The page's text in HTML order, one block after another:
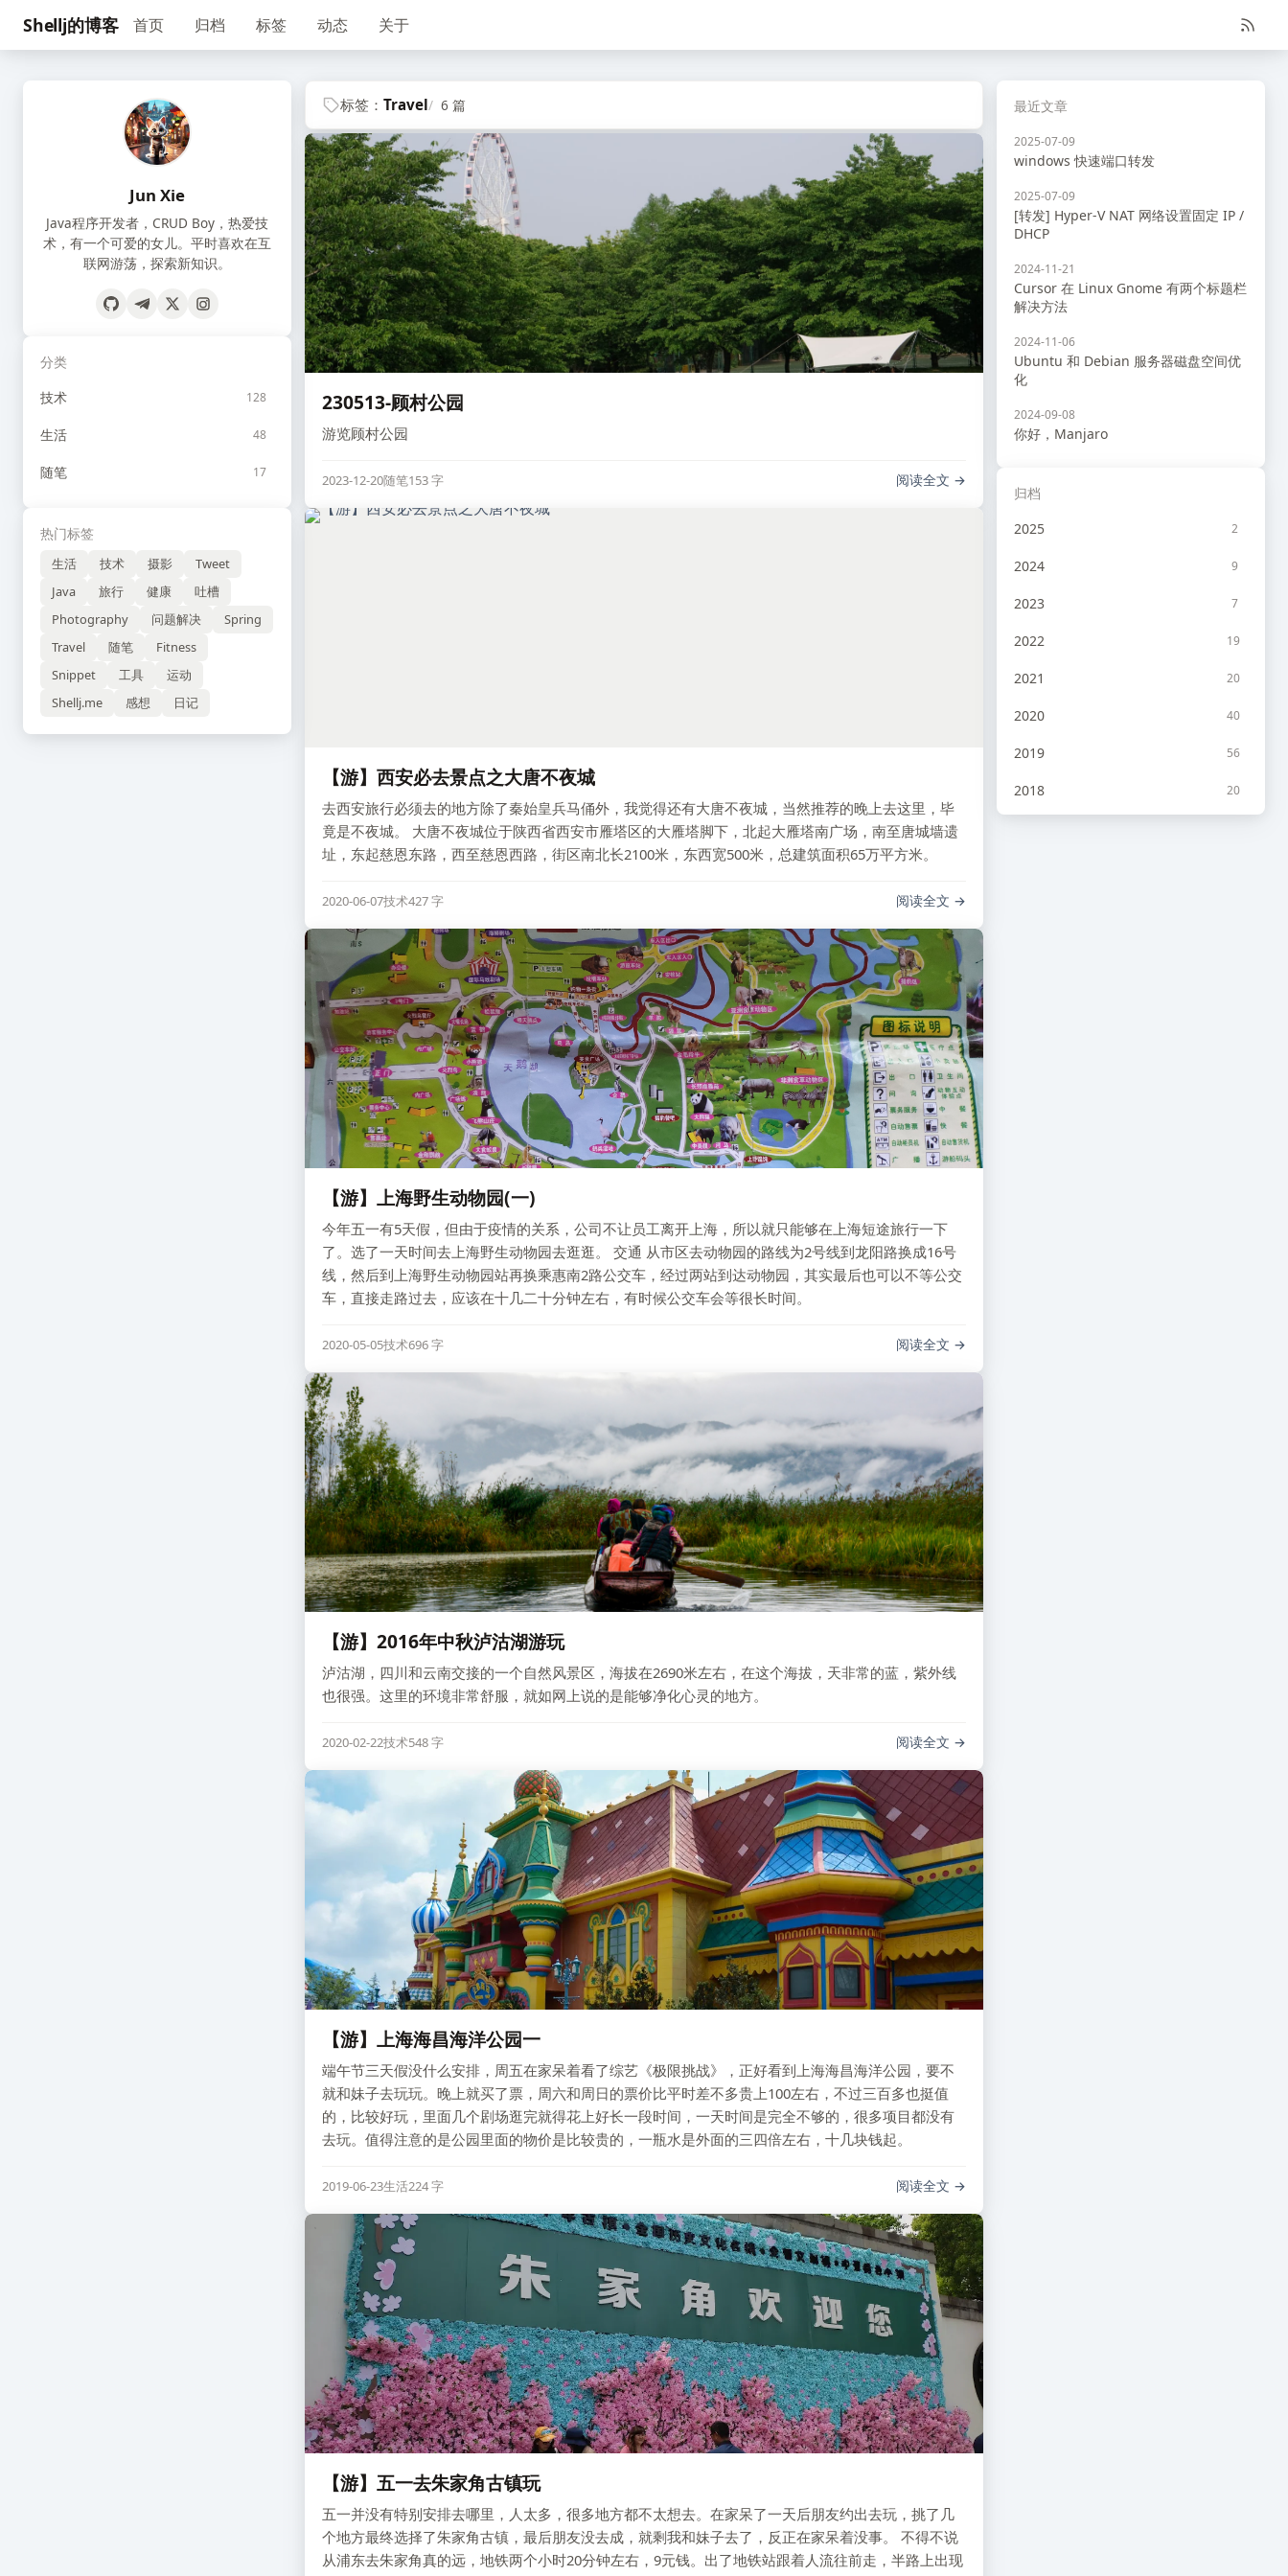
Shellj的博客 首页 归档 标签 动态 关于
Jun Xie
Java程序开发者，CRUD Boy，热爱技
术，有一个可爱的女儿。平时喜欢在互
联网游荡，探索新知识。
分类
技术
128
生活 48
随笔 17
热门标签
生活 技术 摄影
Tweet
Java
旅行 健康
吐槽
Photography
问题解决
Spring
Travel
随笔
Fitness
Snippet
工具
运动
Shellj.me
感想 日记
标签： Travel 6 篇
230513-顾村公园
游览顾村公园
2023-12-20随笔153 字 阅读全文
【游】西安必去景点之大唐不夜城
去西安旅行必须去的地方除了秦始皇兵马俑外，我觉得还有大唐不夜城，当然推荐的晚上去这里，毕
竟是不夜城。 大唐不夜城位于陕西省西安市雁塔区的大雁塔脚下，北起大雁塔南广场，南至唐城墙遗
址，东起慈恩东路，西至慈恩西路，街区南北长2100米，东西宽500米，总建筑面积65万平方米。
2020-06-07技术427 字 阅读全文
【游】上海野生动物园(一)
今年五一有5天假，但由于疫情的关系，公司不让员工离开上海，所以就只能够在上海短途旅行一下
了。选了一天时间去上海野生动物园去逛逛。 交通 从市区去动物园的路线为2号线到龙阳路换成16号
线，然后到上海野生动物园站再换乘惠南2路公交车，经过两站到达动物园，其实最后也可以不等公交
车，直接走路过去，应该在十几二十分钟左右，有时候公交车会等很长时间。
2020-05-05技术696 字 阅读全文
【游】2016年中秋泸沽湖游玩
泸沽湖，四川和云南交接的一个自然风景区，海拔在2690米左右，在这个海拔，天非常的蓝，紫外线
也很强。这里的环境非常舒服，就如网上说的是能够净化心灵的地方。
2020-02-22技术548 字 阅读全文
【游】上海海昌海洋公园一
端午节三天假没什么安排，周五在家呆着看了综艺《极限挑战》，正好看到上海海昌海洋公园，要不
就和妹子去玩玩。晚上就买了票，周六和周日的票价比平时差不多贵上100左右，不过三百多也挺值
的，比较好玩，里面几个剧场逛完就得花上好长一段时间，一天时间是完全不够的，很多项目都没有
去玩。值得注意的是公园里面的物价是比较贵的，一瓶水是外面的三四倍左右，十几块钱起。
2019-06-23生活224 字 阅读全文
【游】五一去朱家角古镇玩
五一并没有特别安排去哪里，人太多，很多地方都不太想去。在家呆了一天后朋友约出去玩，挑了几
个地方最终选择了朱家角古镇，最后朋友没去成，就剩我和妹子去了，反正在家呆着没事。 不得不说
从浦东去朱家角真的远，地铁两个小时20分钟左右，9元钱。出了地铁站跟着人流往前走，半路上出现
最近文章
2025-07-09
windows 快速端口转发
2025-07-09
[转发] Hyper-V NAT 网络设置固定 IP /
DHCP
2024-11-21
Cursor 在 Linux Gnome 有两个标题栏
解决方法
2024-11-06
Ubuntu 和 Debian 服务器磁盘空间优
化
2024-09-08
你好，Manjaro
归档
2025
2
2024 9
2023 7
2022 19
2021 20
2020 40
2019 56
2018 20